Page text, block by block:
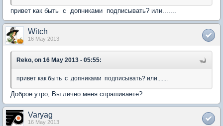
привет как быть с допниками подписывать? или.......
Witch
16 May 2013
Reko, on 16 May 2013 - 05:55:
привет как быть с допниками подписывать? или.......
Доброе утро, Вы лично меня спрашиваете?
Varyag
16 May 2013